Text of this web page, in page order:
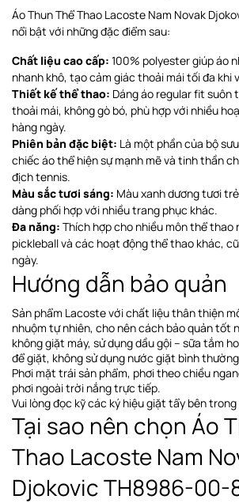
Áo Thun Thể Thao Lacoste Nam Novak
nổi bật với những đặc điểm sau:
Chất liệu cao cấp: 100% polyester giúp áo
nhanh khô, tạo cảm giác thoải mái tối đa khi
Thiết kế thể thao: Dáng áo regular fit suôn
thoải mái, không gò bó, phù hợp với nhiều
hàng ngày.
Phiên bản đặc biệt: Là một phần của bộ
chiếc áo thể hiện sự mạnh mẽ và tinh thần
địch tennis.
Màu sắc tươi sáng: Màu xanh dương tươi
dàng phối hợp với nhiều trang phục khác.
Đa năng: Thích hợp cho nhiều môn thể thao
pickleball và các hoạt động thể thao khác,
ngày.
Hướng dẫn bảo quản
Sản phẩm Lacoste với chất liệu thân thiện
nhuộm tự nhiên, cho nên cách bảo quản tốt
không giặt máy, sử dụng dầu gội – sữa tắm
để giặt, không sử dụng nước giặt bình
Phơi mặt trái sản phẩm, phơi theo chiều
phơi ngoài trời nắng trực tiếp.
Vui lòng đọc kỹ các ký hiệu giặt tẩy bên trong
Tại sao nên chọn Áo
Thao Lacoste Nam
Djokovic TH8986-00-